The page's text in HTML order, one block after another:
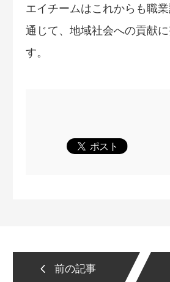
エイチームはこれからも職
通じて、地域社会への貢献
す。
前の記事